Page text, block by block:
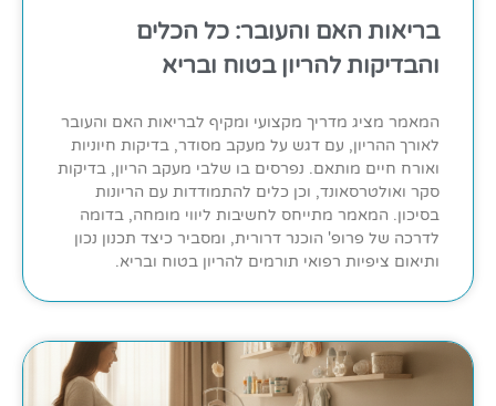
בריאות האם והעובר: כל הכלים
והבדיקות להריון בטוח ובריא
המאמר מציג מדריך מקצועי ומקיף לבריאות האם והעובר
לאורך ההריון, עם דגש על מעקב מסודר, בדיקות חיוניות
ואורח חיים מותאם. נפרסים בו שלבי מעקב הריון, בדיקות
סקר ואולטרסאונד, וכן כלים להתמודדות עם הריונות
בסיכון. המאמר מתייחס לחשיבות ליווי מומחה, בדומה
לדרכה של פרופ' הוכנר דרורית, ומסביר כיצד תכנון נכון
ותיאום ציפיות רפואי תורמים להריון בטוח ובריא.